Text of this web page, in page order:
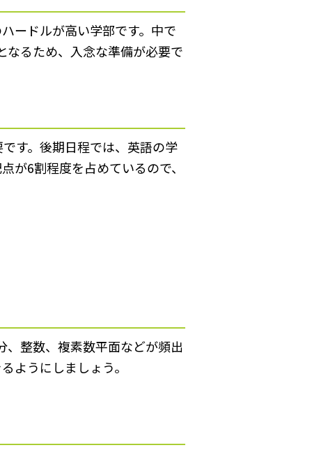
ードルが高い学部です。中で
なるため、入念な準備が必要で
す。後期日程では、英語の学
が6割程度を占めているので、
、整数、複素数平面などが頻出
ようにしましょう。